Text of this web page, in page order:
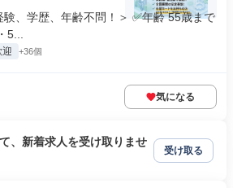
、学歴、年齢不問！＞ ✅年齢 55歳まで
5...
迎 +36個
気になる
、新着求人を受け取りませ
受け取る